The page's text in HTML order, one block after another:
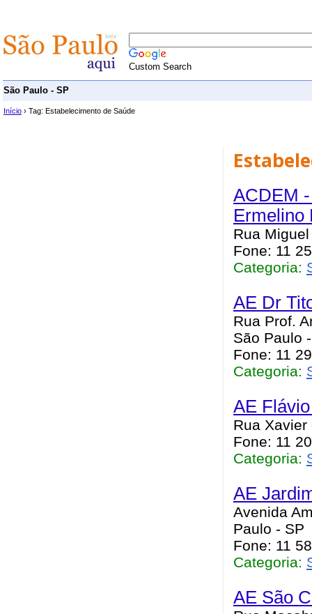
Custom Search
São Paulo - SP
Início › Tag: Estabelecimento de Saúde
ACDEM
Ermelino
Rua
Fone: 11
Categoria:
AE Dr
Rua Prof.
São Paulo
Fone: 11
Categoria:
AE
Rua
Fone: 11
Categoria:
AE
Avenida
Paulo - SP
Fone: 11
Categoria:
AE São